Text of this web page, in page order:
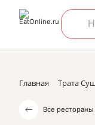
Главная Трата
Все рестораны